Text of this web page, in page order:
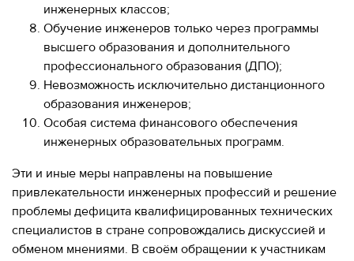
инженерных классов;
Обучение инженеров только через программы
высшего образования и дополнительного
профессионального образования (ДПО);
Невозможность исключительно дистанционного
образования инженеров;
Особая система финансового обеспечения
инженерных образовательных программ.
Эти и иные меры направлены на повышение
привлекательности инженерных профессий и решение
проблемы дефицита квалифицированных технических
специалистов в стране сопровождались дискуссией и
обменом мнениями. В своём обращении к участникам